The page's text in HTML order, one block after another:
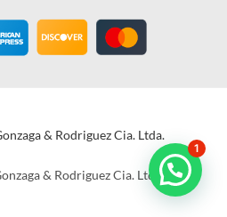
& Rodriguez Cia. Ltda.
& Rodriguez Cia. Ltda.
1